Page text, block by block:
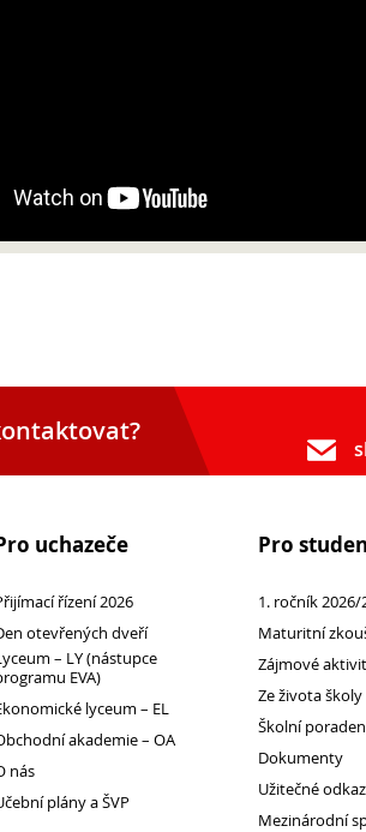
dveří
– LY (nástupce programu EVA)
lyceum – EL
akademie – OA
plány a ŠVP
uchazeče
řízení 2026
otevřených dveří
– LY (nástupce
EVA)
lyceum – EL
akademie – OA
nás
plány a ŠVP
Pro
1. ročník 2026/
Maturitní
Zájmové
Ze života školy
Školní
Dokumenty
Užitečné
Mezinárodní